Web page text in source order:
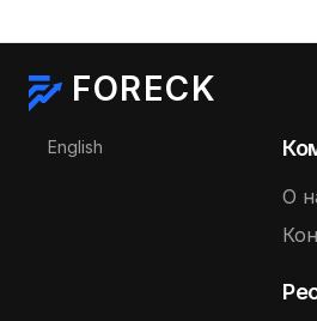
FORECK
Выберите язык
English
О